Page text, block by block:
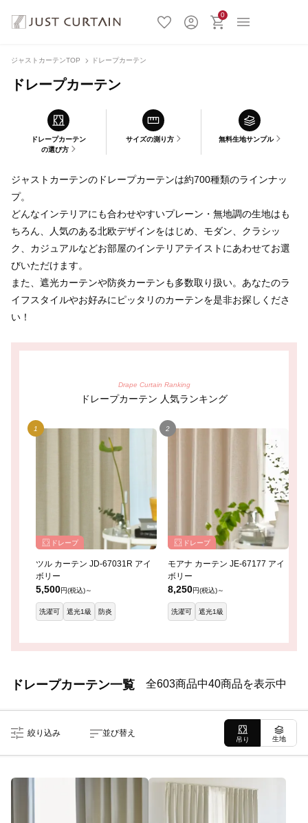
0
ジャストカーテンTOP ドレープカーテン
ドレープカーテン
ドレープカーテン
の選び方
サイズの測り方 無料生地サンプル
ジャストカーテンのドレープカーテンは約700種類のラインナッ
プ。
どんなインテリアにも合わせやすいプレーン・無地調の生地はも
ちろん、人気のある北欧デザインをはじめ、モダン、クラシッ
ク、カジュアルなどお部屋のインテリアテイストにあわせてお選
びいただけます。
また、遮光カーテンや防炎カーテンも多数取り扱い。あなたのラ
イフスタイルやお好みにピッタリのカーテンを是非お探しくださ
い！
Drape Curtain Ranking
ドレープカーテン 人気ランキング
ドレープ
ツル カーテン JD-67031R アイ
ボリー
5,500円(税込)～
洗濯可 遮光1級 防炎
ドレープ
モアナ カーテン JE-67177 アイ
ボリー
8,250円(税込)～
洗濯可 遮光1級
ドレープカーテン一覧 全603商品中40商品を表示中
絞り込み 並び替え
吊り 生地